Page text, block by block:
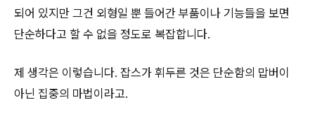
되어 있지만 그건 외형일 뿐 들어간 부품이나 기능들을 보면
단순하다고 할 수 없을 정도로 복잡합니다.
제 생각은 이렇습니다. 잡스가 휘두른 것은 단순함의 맙버이
아닌 집중의 마법이라고.